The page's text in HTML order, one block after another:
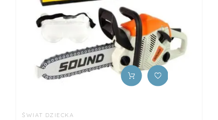
ŚWIAT DZIECKA